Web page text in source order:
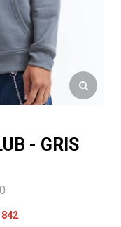
- GRIS
842